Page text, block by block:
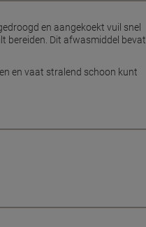
en aangekoekt vuil snel
bereiden. Dit afwasmiddel bevat
en vaat stralend schoon kunt